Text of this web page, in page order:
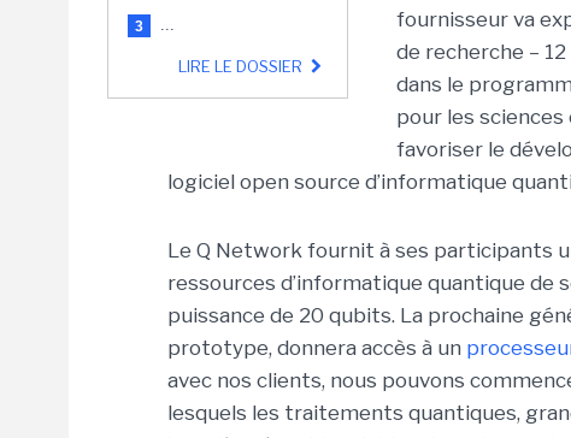
3 ...
LIRE LE DOSSIER
fournisseur va
de recherche –
dans le
pour les sciences
favoriser le
logiciel open source d’informatique
Le Q Network fournit à ses participants
ressources d’informatique quantique de
puissance de 20 qubits. La prochaine
prototype, donnera accès à un
avec nos clients, nous pouvons
lesquels les traitements quantiques,